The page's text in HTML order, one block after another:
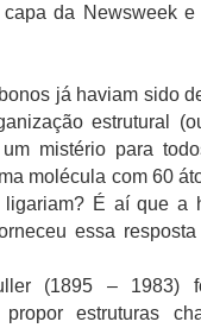
da Newsweek e
já haviam sido
estrutural
mistério para
molécula com 60
É aí que a
essa
(1895 – 1983)
estruturas